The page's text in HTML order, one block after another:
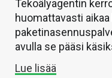
Tekoälyagentin
huomattavasti
avulla se pääsi
Lue lisää